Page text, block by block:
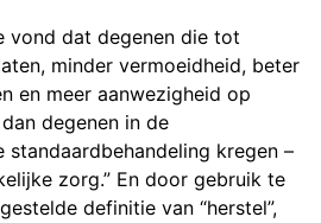
vond dat degenen die tot
minder vermoeidheid, beter
en meer aanwezigheid op
degenen in de
kregen –
zorg.” En door gebruik te
definitie van “herstel”,